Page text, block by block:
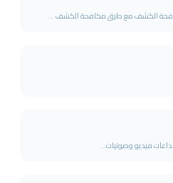
الكشف مع طرق مكافحة الكشف ...
فيديو وصوتيات...